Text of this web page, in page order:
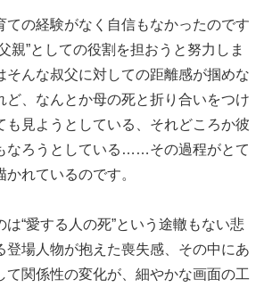
ての経験がなく自信もなかったのです
親”としての役割を担おうと努力しま
そんな叔父に対しての距離感が掴めな
ど、なんとか母の死と折り合いをつけ
も見ようとしている、それどころか彼
なろうとしている……その過程がとて
れているのです。
“愛する人の死”という途轍もない悲
登場人物が抱えた喪失感、その中にあ
て関係性の変化が、細やかな画面の工